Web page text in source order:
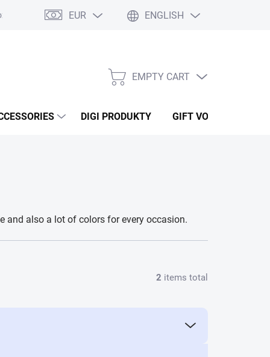
Podmínky ochrany osobních údajů Osobní odběr
EUR ENGLISH
SHOPPING
EMPTY CART
DIGI PRODUKTY GIFT VOUCHERS
and also a lot of colors for every occasion.
2 items total